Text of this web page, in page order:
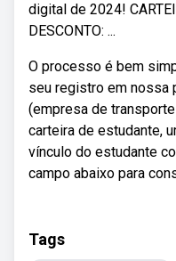
digital de 2024!
DESCONTO: ...
O processo é bem
seu registro em nossa
(empresa de
carteira de estudante,
vínculo do estudante
campo abaixo para
Tags